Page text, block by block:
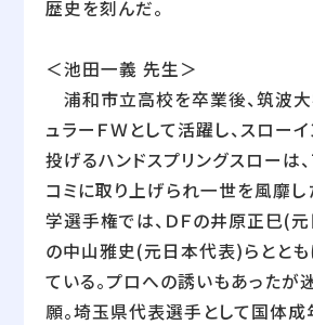
歴史を刻んだ。
＜池田一義 先生＞
浦和市立高校を卒業後、筑波大
ュラーＦＷとして活躍し、スロー
投げるハンドスプリングスローは
コミに取り上げられ一世を風靡し
学選手権では、ＤＦの井原正巳(
の中山雅史(元日本代表)らとと
ている。プロへの誘いもあったが
願。埼玉県代表選手として国体成